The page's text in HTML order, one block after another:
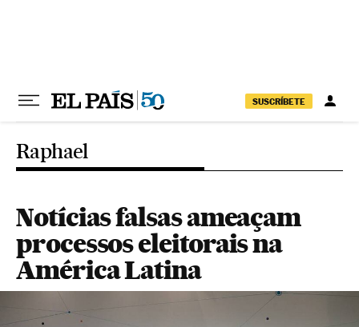
SUSCRÍBETE
Raphael
Notícias falsas ameaçam
processos eleitorais na
América Latina